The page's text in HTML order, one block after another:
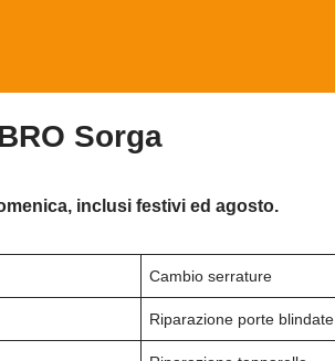
Sorga
inclusi festivi ed agosto.
Cambio serrature
Riparazione porte blindate